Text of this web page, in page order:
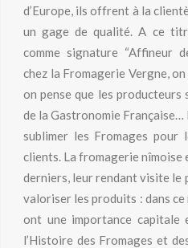
d’Europe, ils offrent à la
un gage de qualité. A ce
comme signature “Affineur
chez la Fromagerie Vergne,
on pense que les producteurs
de la Gastronomie
sublimer les Fromages pour
clients. La fromagerie nîmoise
derniers, leur rendant visite le
valoriser les produits : dans
ont une importance capitale
l’Histoire des Fromages et